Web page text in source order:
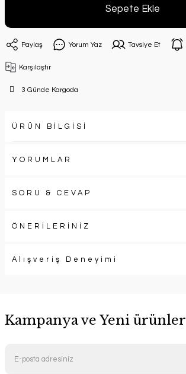
Sepete Ekle
Paylaş Yorum Yaz Tavsiye Et
Karşılaştır
3 Günde Kargoda
ÜRÜN BİLGİSİ
YORUMLAR
SORU & CEVAP
ÖNERİLERİNİZ
Alışveriş Deneyimi
Kampanya ve Yeni ürünler